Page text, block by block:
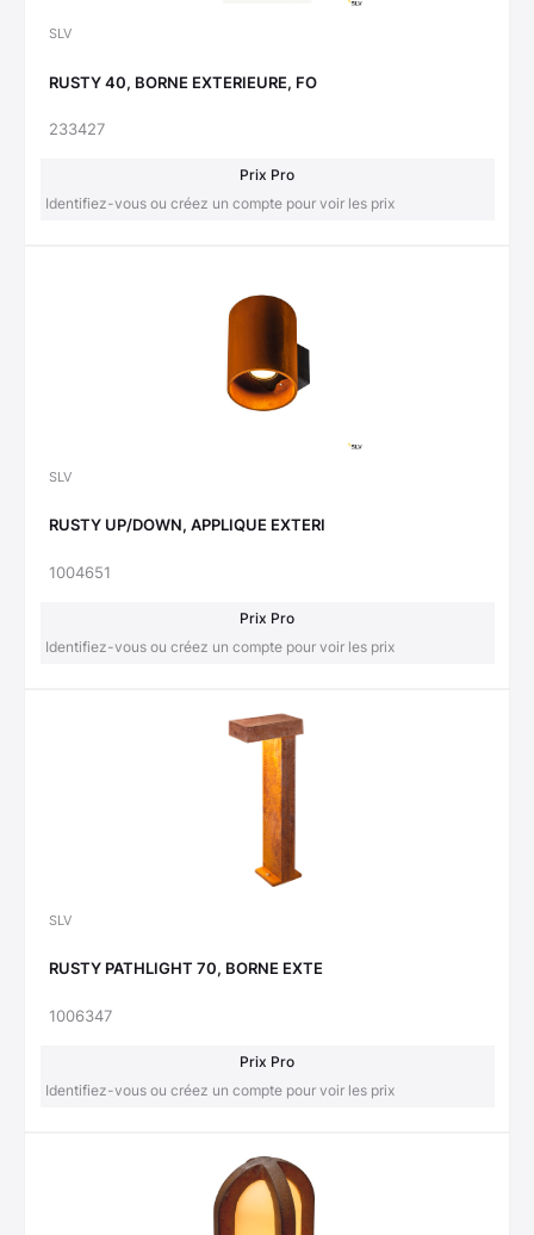
SLV
RUSTY 40, BORNE EXTERIEURE, FO
233427
Prix Pro
Identifiez-vous ou créez un compte pour voir les prix
SLV
RUSTY UP/DOWN, APPLIQUE EXTERI
1004651
Prix Pro
Identifiez-vous ou créez un compte pour voir les prix
SLV
RUSTY PATHLIGHT 70, BORNE EXTE
1006347
Prix Pro
Identifiez-vous ou créez un compte pour voir les prix